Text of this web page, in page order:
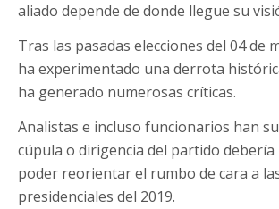
aliado depende de donde llegue su
Tras las pasadas elecciones del 04 de
ha experimentado una derrota
ha generado numerosas críticas.
Analistas e incluso funcionarios han
cúpula o dirigencia del partido
poder reorientar el rumbo de cara a
presidenciales del 2019.